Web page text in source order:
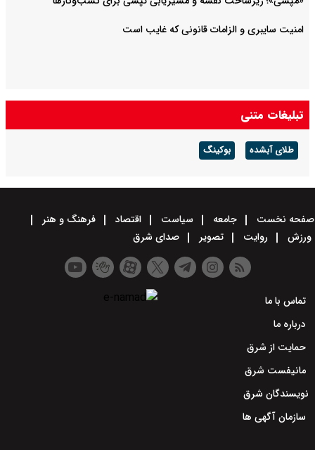
امنیت سایبری و الزامات قانونی که غایب است
تبلیغات متنی
طلای آبشده بوکینگ
صفحه نخست جامعه سیاست اقتصاد
فرهنگ و هنر
ورزش
روایت تصویر صدای شرق
تماس با ما
درباره ما
حمایت از شرق
مانیفست شرق
نویسندگان شرق
سازمان آگهی ها